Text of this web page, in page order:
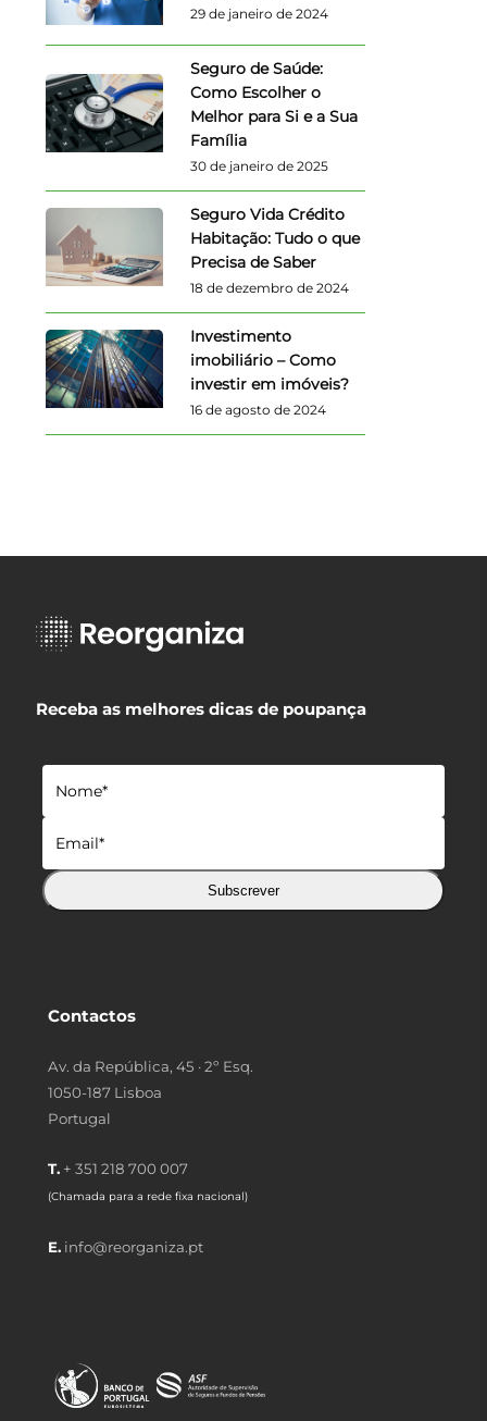
29 de janeiro de 2024
Seguro de Saúde:
Como Escolher o
Melhor para Si e a Sua
Família
30 de janeiro de 2025
Seguro Vida Crédito
Habitação: Tudo o que
Precisa de Saber
18 de dezembro de 2024
Investimento
imobiliário – Como
investir em imóveis?
16 de agosto de 2024
Receba as melhores dicas de poupança
Subscrever
Contactos
Av. da República, 45 · 2º Esq.
1050-187 Lisboa
Portugal
T. + 351 218 700 007
(Chamada para a rede fixa nacional)
E. info@reorganiza.pt